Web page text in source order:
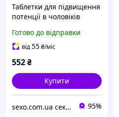
Таблетки для підвищення
потенції в чоловіків
золото, 16 шт.
Готово до відправки
від55₴/міс
552₴
Купити
sexo.com.ua секс-шоп інтернет-магазин 95%